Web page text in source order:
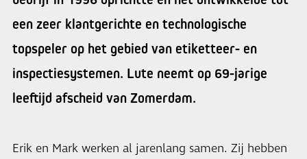
een zeer klantgerichte en technologische
topspeler op het gebied van etiketteer- en
inspectiesystemen. Lute neemt op 69-jarige
leeftijd afscheid van Zomerdam.
Erik en Mark werken al jarenlang samen. Zij hebben